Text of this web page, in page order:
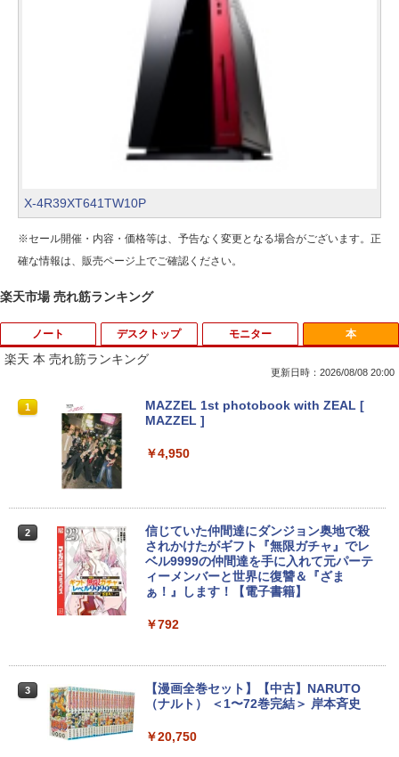
X-4R39XT641TW10P
※セール開催・内容・価格等は、予告なく変更となる場合がございます。正
確な情報は、販売ページ上でご確認ください。
楽天市場 売れ筋ランキング
ノート
1
【★最大100%ポイント】【新生活応援・
2026】【Office 2019 H&B】富士通 MU
SD:128GB/256GB/512GB/1TB/13.3型/
LTE対応 中古美品 / タッチ 10.5インチ M
icrosoft Surface GO2 Model.1927 フル
Y/ 8GB/ 爆速NVMe 128GB-SSD/ カメラ/
C タブレット 税込送料無料 即日発送
￥20,990
デスクトップ
1
中古パソコン | Dell | OptiPlex 3070 SFF
| Windows11 | デスクトップ | 一年保証 |
Hz | MEM:8GB | SSD:512GB(新品) | DV
【エントリーでポイント100％還元チャ
ンス】GMKtec G10 ミニPC【AMD Ryz
1T SSD】4C/8T 3.7GHz 64GB 16T拡張
Ryzen 5 N95/N97/N100/4300U/N150よ
り高性能
モニター
1
引き出し付きモニター台(NM01 ミドルブ
ラウン) 【玄関先迄納品】 ニトリ
￥2,990
2
【超特価】厳選大手メーカー 液晶モニタ
ー シークレット 22-23型ワイド フルHD
（1920x1080） HDMI指定可 ノングレア
EIZO IIYAMA 三菱 富士通 NEC IO-DATA
Dell HP PHILIPS等 液晶ディスプレイ
Yoothi 互換品 液晶 15.6インチ N156BG
4 NT156WHM-N35 NT156WHM-N40 NT
本
楽天 本 売れ筋ランキング
更新日時：2026/08/08 20:00
1
MAZZEL 1st photobook with ZEAL [
MAZZEL ]
￥4,950
2
信じていた仲間達にダンジョン奥地で殺
されかけたがギフト『無限ガチャ』でレ
ベル9999の仲間達を手に入れて元パーテ
ィーメンバーと世界に復讐＆『ざま
ぁ！』します！【電子書籍】
￥792
3
【漫画全巻セット】【中古】NARUTO
（ナルト） ＜1〜72巻完結＞ 岸本斉史
￥20,750